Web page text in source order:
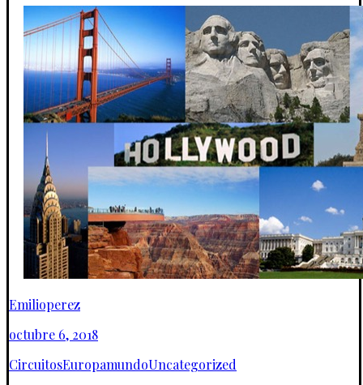
Emilioperez
octubre 6, 2018
CircuitosEuropamundoUncategorized